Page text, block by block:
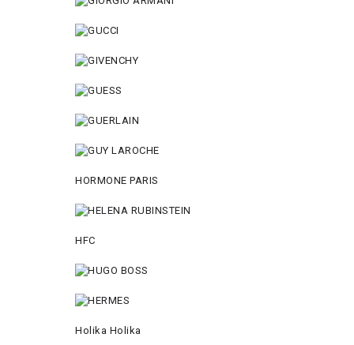
HORMONE PARIS
HFC
Holika Holika